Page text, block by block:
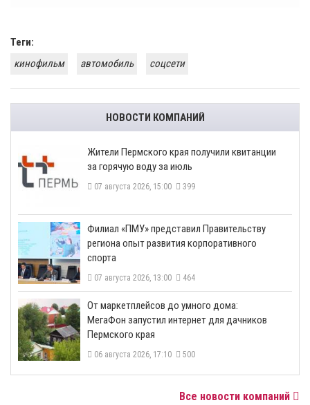
Теги:
кинофильм
автомобиль соцсети
НОВОСТИ КОМПАНИЙ
​Жители Пермского края получили квитанции
за горячую воду за июль
07 августа 2026, 15:00 399
​Филиал «ПМУ» представил Правительству
региона опыт развития корпоративного
спорта
07 августа 2026, 13:00 464
От маркетплейсов до умного дома:
МегаФон запустил интернет для дачников
Пермского края
06 августа 2026, 17:10 500
Все новости компаний